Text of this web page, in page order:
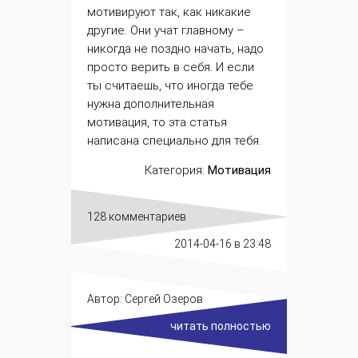
мотивируют так, как никакие
другие. Они учат главному –
никогда не поздно начать, надо
просто верить в себя. И если
ты считаешь, что иногда тебе
нужна дополнительная
мотивация, то эта статья
написана специально для тебя.
Категория: Мотивация
128 комментариев
2014-04-16 в 23:48
Автор: Сергей Озеров
читать полностью